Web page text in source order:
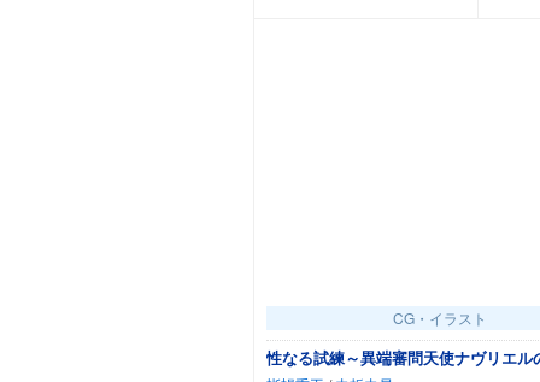
CG・イラスト
性なる試練～異端審問天使ナヴリエル